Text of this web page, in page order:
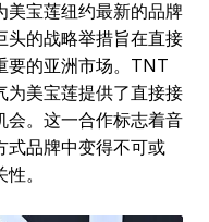
宝莲纽约最新的品牌
头的战略举措旨在直接
要的亚洲市场。TNT
为美宝莲提供了直接接
会。这一合作标志着音
式品牌中变得不可或
。